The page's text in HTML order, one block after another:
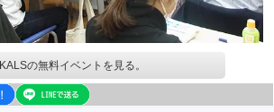
KALSの無料イベントを見る。